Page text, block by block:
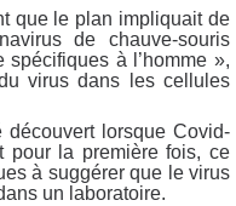
que le plan impli­quait de
de chauve-sou­ris
à l’homme »,
virus dans les cel­lules
lorsque Covid-
pour la pre­mière fois, ce
à sug­gé­rer que le virus
un laboratoire.